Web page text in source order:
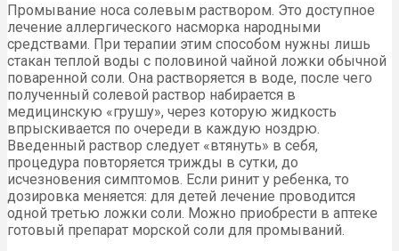
Промывание носа солевым раствором. Это доступное
лечение аллергического насморка народными
средствами. При терапии этим способом нужны лишь
стакан теплой воды с половиной чайной ложки обычной
поваренной соли. Она растворяется в воде, после чего
полученный солевой раствор набирается в
медицинскую «грушу», через которую жидкость
впрыскивается по очереди в каждую ноздрю.
Введенный раствор следует «втянуть» в себя,
процедура повторяется трижды в сутки, до
исчезновения симптомов. Если ринит у ребенка, то
дозировка меняется: для детей лечение проводится
одной третью ложки соли. Можно приобрести в аптеке
готовый препарат морской соли для промываний.